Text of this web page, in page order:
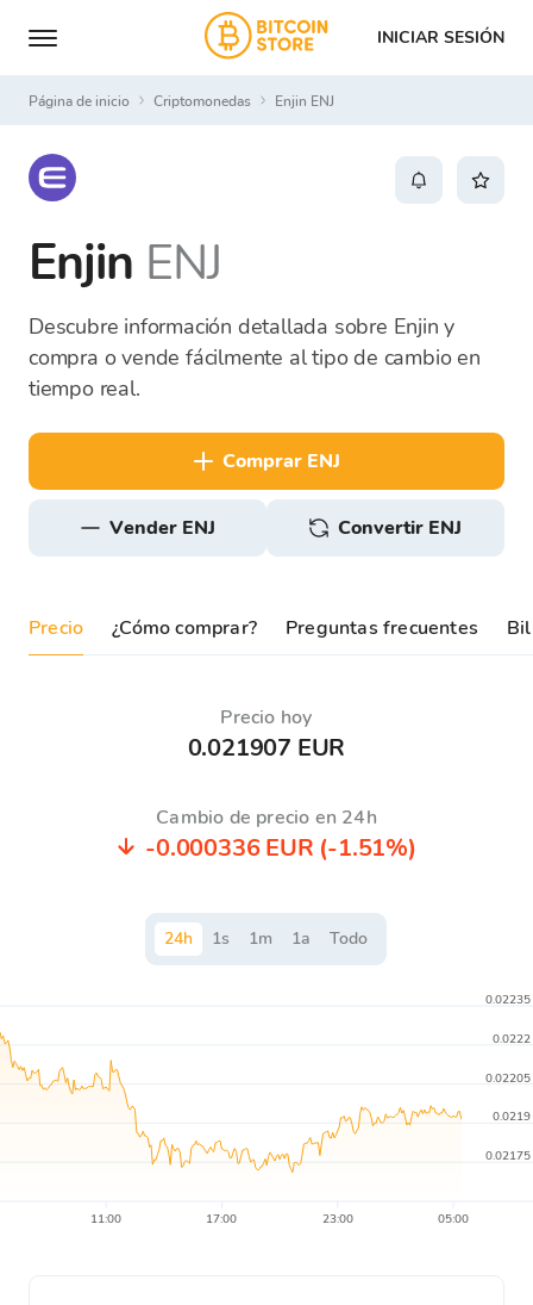
INICIAR SESIÓN
Página de inicio Criptomonedas Enjin ENJ
Enjin ENJ
Descubre información detallada sobre Enjin y
compra o vende fácilmente al tipo de cambio en
tiempo real.
comprar ENJ
vender ENJ Convertir ENJ
Precio ¿Cómo comprar? Preguntas frecuentes
Precio hoy
0.021907 EUR
Cambio de precio en 24h
-0.000336 EUR (-1.51%)
24h 1s 1m 1a Todo
11:00 17:00 23:00 05:00
0.02175
0.0219
0.02205
0.0222
0.02235